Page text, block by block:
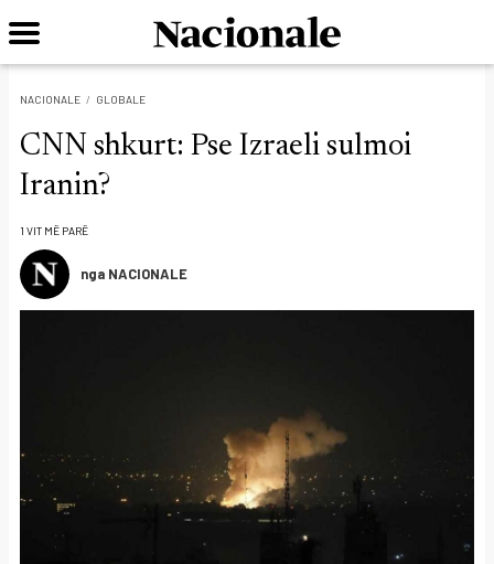
NACIONALE GLOBALE
CNN shkurt: Pse Izraeli sulmoi
Iranin?
1 VIT MË PARË
nga NACIONALE